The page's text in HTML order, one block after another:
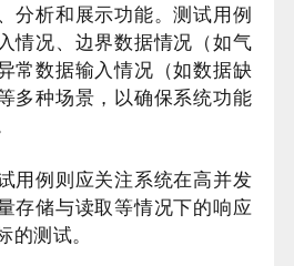
分析和展示功能。测试用例
情况、边界数据情况（如气
常数据输入情况（如数据缺
多种场景，以确保系统功能
用例则应关注系统在高并发
存储与读取等情况下的响应
测试。